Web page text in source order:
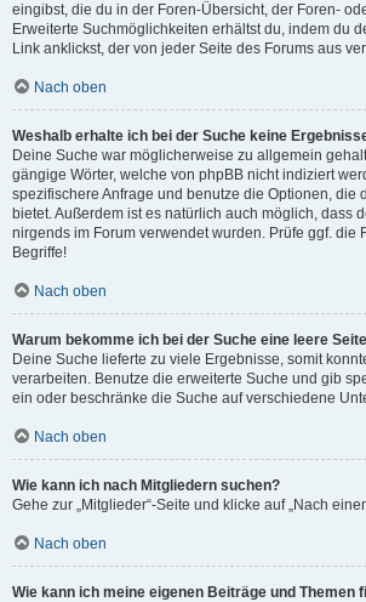
eingibst, die du in der Foren-Übersicht, der Foren-
Erweiterte Suchmöglichkeiten erhältst du, indem du
Link anklickst, der von jeder Seite des Forums aus
Nach oben
Weshalb erhalte ich bei der Suche keine
Deine Suche war möglicherweise zu allgemein
gängige Wörter, welche von phpBB nicht indiziert
spezifischere Anfrage und benutze die Optionen, die
bietet. Außerdem ist es natürlich auch möglich, dass
nirgends im Forum verwendet wurden. Prüfe ggf. die
Begriffe!
Nach oben
Warum bekomme ich bei der Suche eine leere
Deine Suche lieferte zu viele Ergebnisse, somit
verarbeiten. Benutze die erweiterte Suche und gib
ein oder beschränke die Suche auf verschiedene
Nach oben
Wie kann ich nach Mitgliedern suchen?
Gehe zur „Mitglieder“-Seite und klicke auf „Nach
Nach oben
Wie kann ich meine eigenen Beiträge und Themen